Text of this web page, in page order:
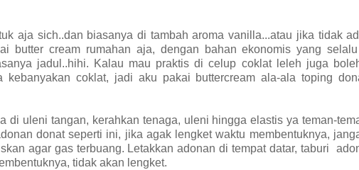
aja sich..dan biasanya di tambah aroma vanilla...atau jika tidak
butter cream rumahan aja, dengan bahan ekonomis yang
jadul..hihi. Kalau mau praktis di celup coklat leleh juga
coklat, jadi aku pakai buttercream ala-ala toping
uleni tangan, kerahkan tenaga, uleni hingga elastis ya teman-
donat seperti ini, jika agak lengket waktu membentuknya,
agar gas terbuang. Letakkan adonan di tempat datar, taburi
tidak akan lengket.